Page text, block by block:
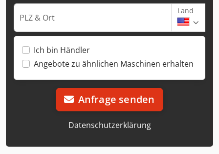
PLZ & Ort
Land
Ich bin Händler
Angebote zu ähnlichen Maschinen erhalten
Anfrage senden
Datenschutzerklärung